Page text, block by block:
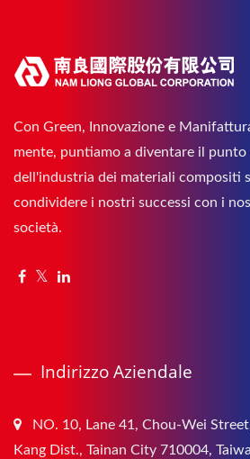
Con Green, Innovazione e
mente, puntiamo a diventare il
dell'industria dei materiali compositi
condividere i nostri successi con i
società.
Indirizzo Aziendale
NO. 10, Lane 41, Chou-Wei
Kang Dist., Tainan City 710004,